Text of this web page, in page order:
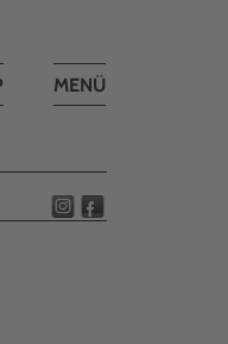
Toggle
MENÜ